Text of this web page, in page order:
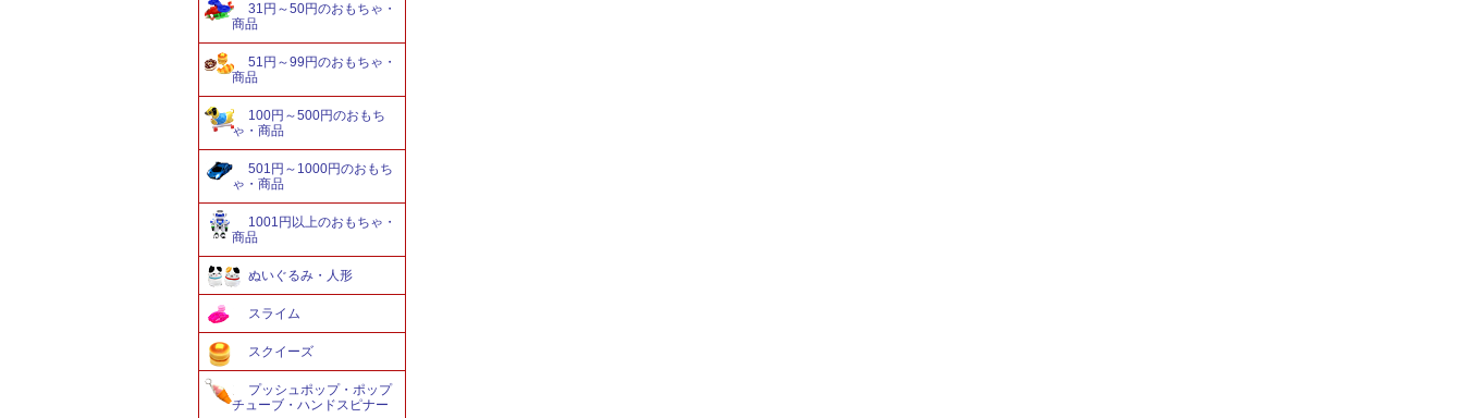
31円～50円のおもちゃ・
商品
51円～99円のおもちゃ・
商品
100円～500円のおもち
ゃ・商品
501円～1000円のおもち
ゃ・商品
1001円以上のおもちゃ・
商品
ぬいぐるみ・人形
スライム
スクイーズ
プッシュポップ・ポップ
チューブ・ハンドスピナー